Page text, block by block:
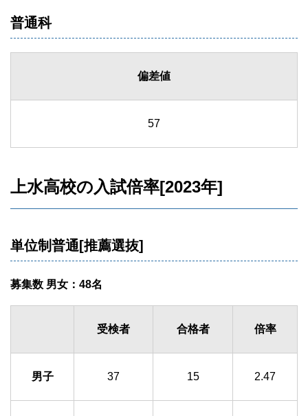
普通科
偏差値
57
上水高校の入試倍率[2023年]
単位制普通[推薦選抜]
募集数 男女：48名
受検者 合格者 倍率
男子 37 15 2.47